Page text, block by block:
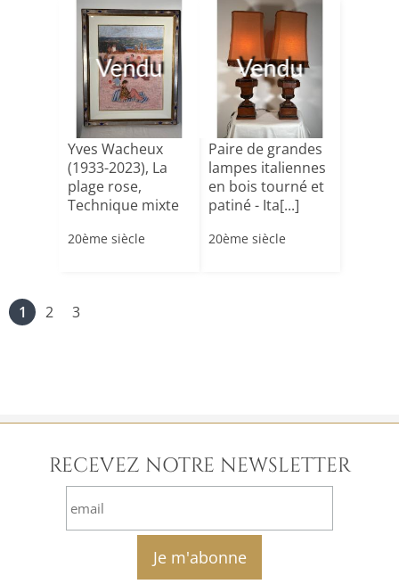
Vendu
Yves Wacheux
(1933-2023), La
plage rose,
Technique mixte
20ème siècle
Vendu
Paire de grandes
lampes italiennes
en bois tourné et
patiné - Ita[...]
20ème siècle
1 2 3
RECEVEZ NOTRE NEWSLETTER
email